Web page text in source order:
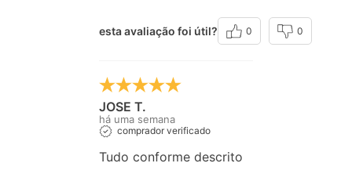
esta avaliação foi útil? 0 0
JOSE T.
há uma semana
comprador verificado
Tudo conforme descrito